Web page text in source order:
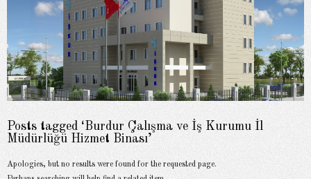
Posts tagged ‘Burdur Çalışma ve İş Kurumu İl
Müdürlüğü Hizmet Binası’
Apologies, but no results were found for the requested page.